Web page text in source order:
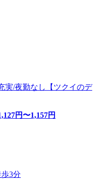
実/夜勤なし【ツクイのデ
円〜1,157円
3分